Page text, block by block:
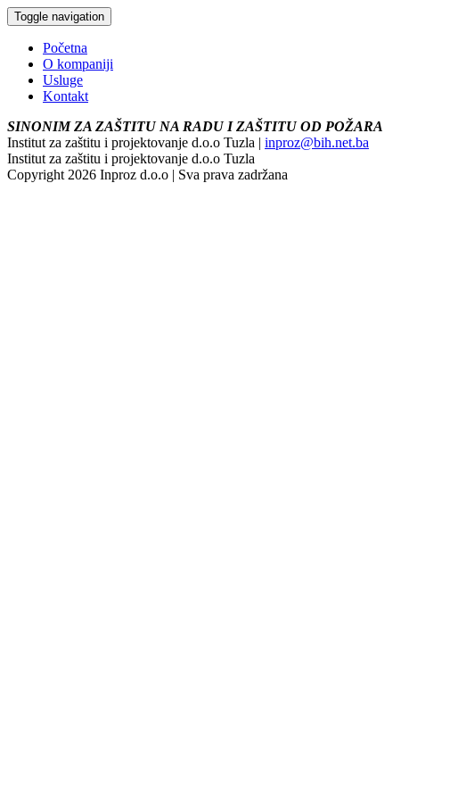
Toggle navigation
Početna
O kompaniji
Usluge
Kontakt
SINONIM ZA ZAŠTITU NA RADU I ZAŠTITU OD POŽARA
Institut za zaštitu i projektovanje d.o.o Tuzla | inproz@bih.net.ba
Institut za zaštitu i projektovanje d.o.o Tuzla
Copyright 2026 Inproz d.o.o | Sva prava zadržana